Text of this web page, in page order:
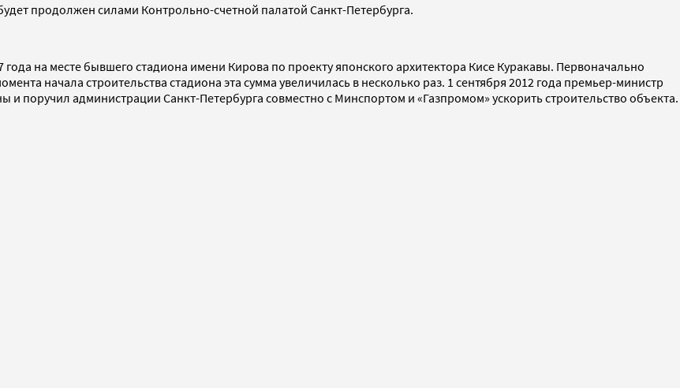
продолжен силами Контрольно-счетной палатой Санкт-Петербурга.
на месте бывшего стадиона имени Кирова по проекту японского архитектора Кисе Куракавы. Первоначально
начала строительства стадиона эта сумма увеличилась в несколько раз. 1 сентября 2012 года премьер-министр
поручил администрации Санкт-Петербурга совместно с Минспортом и «Газпромом» ускорить строительство объекта.